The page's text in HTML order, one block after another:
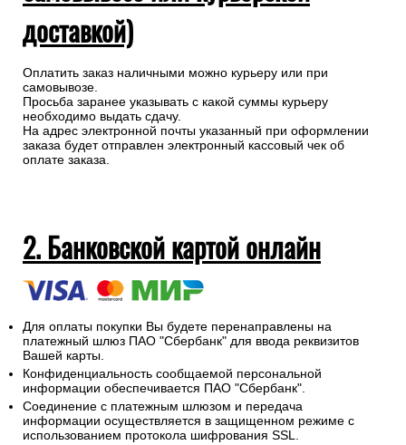
доставкой)
Оплатить заказ наличными можно курьеру или при
самовывозе.
Просьба заранее указывать с какой суммы курьеру
необходимо выдать сдачу.
На адрес электронной почты указанный при оформлении
заказа будет отправлен электронный кассовый чек об
оплате заказа.
2. Банковской картой онлайн
Для оплаты покупки Вы будете перенаправлены на
платежный шлюз ПАО "Сбербанк" для ввода реквизитов
Вашей карты.
Конфиденциальность сообщаемой персональной
информации обеспечивается ПАО "Сбербанк".
Соединение с платежным шлюзом и передача
информации осуществляется в защищенном режиме с
использованием протокола шифрования SSL.